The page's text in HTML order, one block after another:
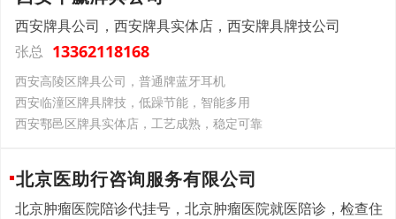
西安牌具公司，西安牌具实体店，西安牌具牌技公司
张总 13362118168
西安高陵区牌具公司，普通牌蓝牙耳机
西安临潼区牌具牌技，低躁节能，智能多用
西安鄠邑区牌具实体店，工艺成熟，稳定可靠
北京医助行咨询服务有限公司
北京肿瘤医院陪诊代挂号，北京肿瘤医院就医陪诊，检查住